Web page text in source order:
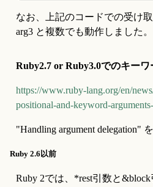
なお、上記のコードでの受け取
arg3 と複数でも動作しました。
Ruby2.7 or Ruby3.0でのキー
https://www.ruby-lang.org/en/
positional-and-keyword-
"Handling argument delegation"
Ruby 2.6以前
Ruby 2では、*rest引数と